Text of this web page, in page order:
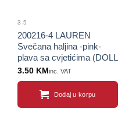
3-5
200216-4 LAUREN
Svečana haljina -pink-
plava sa cvjetićima (DOLL
COLLECTION)
3.50 KMinc. VAT
Dodaj u korpu